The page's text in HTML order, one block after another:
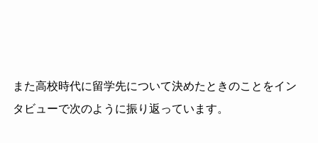
また高校時代に留学先について決めたときのことをイン
タビューで次のように振り返っています。